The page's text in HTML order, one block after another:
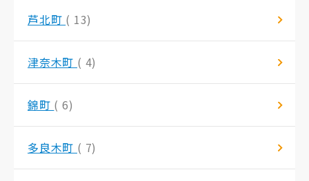
芦北町 ( 13)
津奈木町 ( 4)
錦町 ( 6)
多良木町 ( 7)